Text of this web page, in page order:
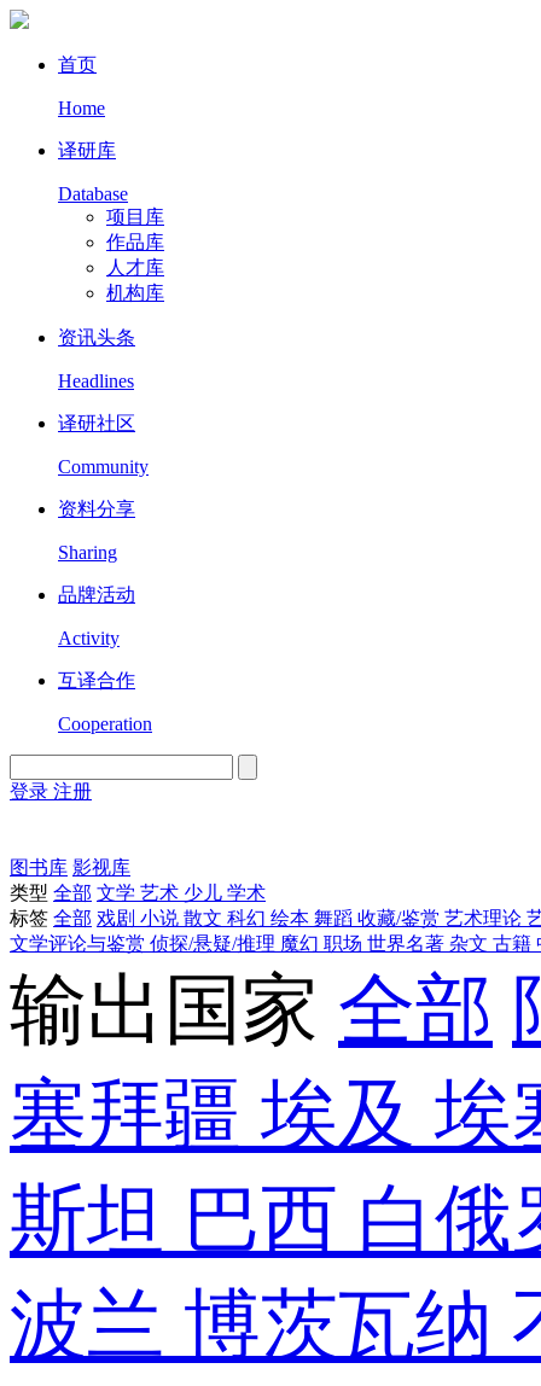
首页
Home
译研库
Database
项目库
作品库
人才库
机构库
资讯头条
Headlines
译研社区
Community
资料分享
Sharing
品牌活动
Activity
互译合作
Cooperation
登录 注册
图书库 影视库
类型 全部 文学 艺术 少儿 学术
标签 全部 戏剧 小说 散文 科幻 绘本 舞蹈 收藏/鉴赏 艺术理论
文学评论与鉴赏 侦探/悬疑/推理 魔幻 职场 世界名著 杂文 古籍
输出国家 全部
塞拜疆 埃及 埃
斯坦 巴西 白
波兰 博茨瓦纳